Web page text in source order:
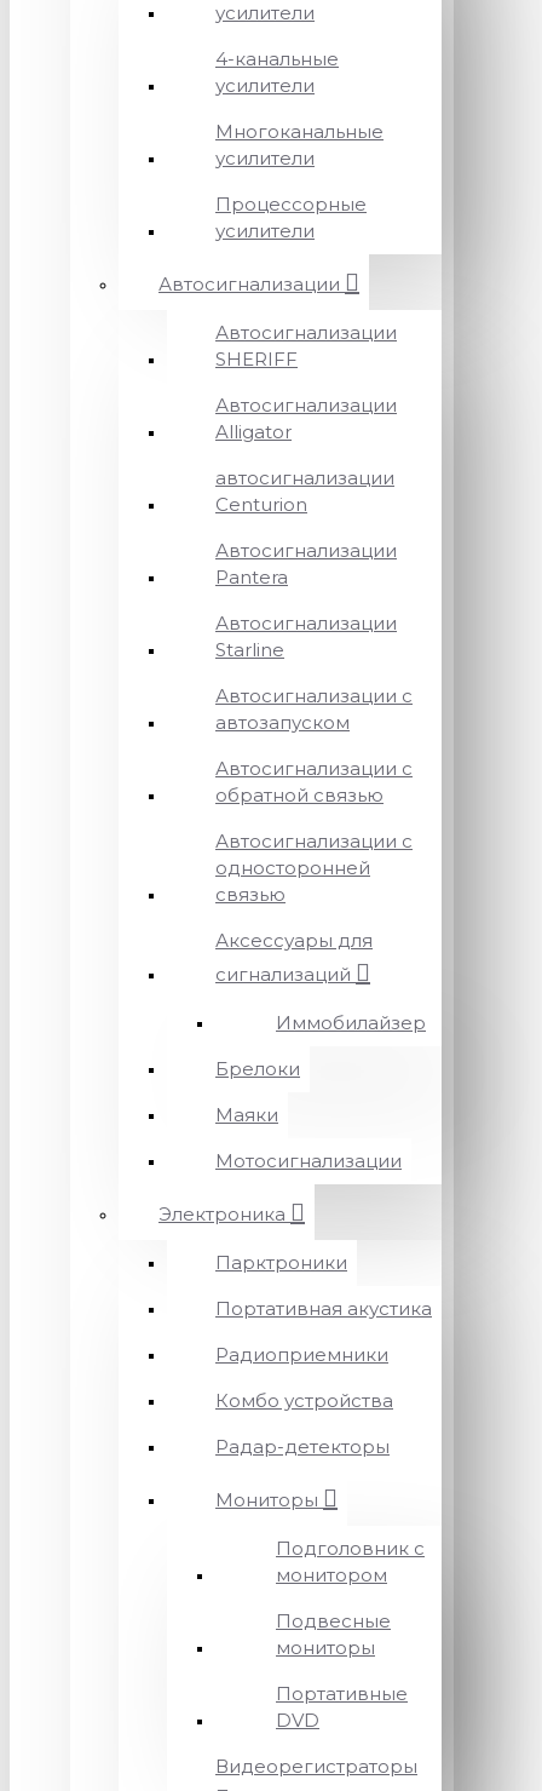
усилители
4-канальные
усилители
Многоканальные
усилители
Процессорные
усилители
Автосигнализации
Автосигнализации
SHERIFF
Автосигнализации
Alligator
автосигнализации
Centurion
Автосигнализации
Pantera
Автосигнализации
Starline
Автосигнализации с
автозапуском
Автосигнализации с
обратной связью
Автосигнализации с
односторонней
связью
Аксессуары для
сигнализаций
Иммобилайзер
Брелоки
Маяки
Мотосигнализации
Электроника
Парктроники
Портативная акустика
Радиоприемники
Комбо устройства
Радар-детекторы
Мониторы
Подголовник с
монитором
Подвесные
мониторы
Портативные
DVD
Видеорегистраторы